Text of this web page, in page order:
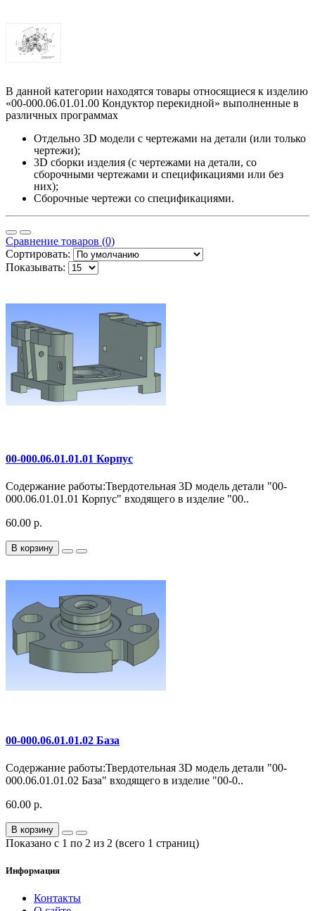
В данной категории находятся товары относящиеся к изделию
«00-000.06.01.01.00 Кондуктор перекидной» выполненные в
различных программах
Отдельно 3D модели с чертежами на детали (или только
чертежи);
3D сборки изделия (с чертежами на детали, со
сборочными чертежами и спецификациями или без
них);
Сборочные чертежи со спецификациями.
Сравнение товаров (0)
Сортировать:
Показывать:
00-000.06.01.01.01 Корпус
Содержание работы:Твердотельная 3D модель детали "00-
000.06.01.01.01 Корпус" входящего в изделие "00..
60.00 р.
В корзину
00-000.06.01.01.02 База
Содержание работы:Твердотельная 3D модель детали "00-
000.06.01.01.02 База" входящего в изделие "00-0..
60.00 р.
В корзину
Показано с 1 по 2 из 2 (всего 1 страниц)
Информация
Контакты